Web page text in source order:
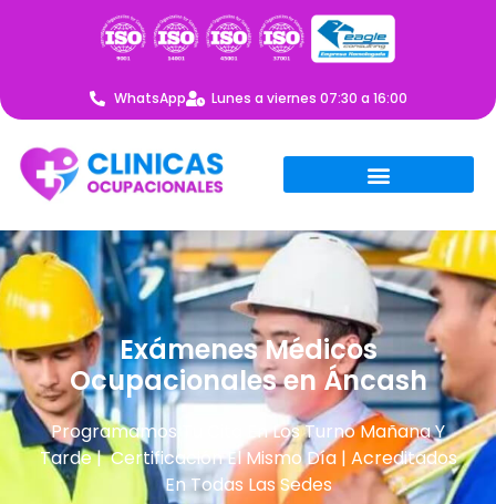
WhatsApp Lunes a viernes 07:30 a 16:00
Exámenes Médicos
Ocupacionales en Áncash
Programamos Tu Cita En Los Turno Mañana Y
Tarde | Certificación El Mismo Día | Acreditados
En Todas Las Sedes